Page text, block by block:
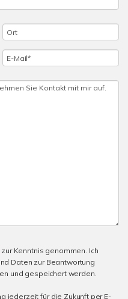
zur Kenntnis genommen. Ich
Daten zur Beantwortung
und gespeichert werden.
jederzeit für die Zukunft per E-